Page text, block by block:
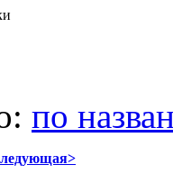
по